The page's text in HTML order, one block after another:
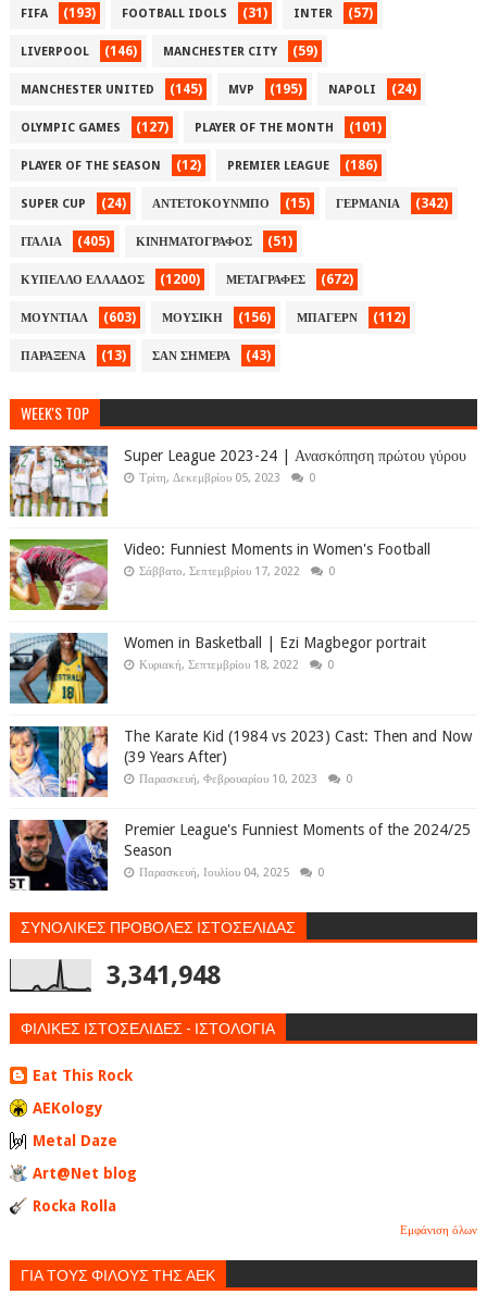
FIFA (193) FOOTBALL IDOLS (31) INTER (57)
LIVERPOOL (146) MANCHESTER CITY (59)
MANCHESTER UNITED (145) MVP (195) NAPOLI (24)
OLYMPIC GAMES (127) PLAYER OF THE MONTH (101)
PLAYER OF THE SEASON (12) PREMIER LEAGUE (186)
SUPER CUP (24) ΑΝΤΕΤΟΚΟΥΝΜΠΟ (15) ΓΕΡΜΑΝΙΑ (342)
ΙΤΑΛΙΑ (405) ΚΙΝΗΜΑΤΟΓΡΑΦΟΣ (51)
ΚΥΠΕΛΛΟ ΕΛΛΑΔΟΣ (1200) ΜΕΤΑΓΡΑΦΕΣ (672)
ΜΟΥΝΤΙΑΛ (603) ΜΟΥΣΙΚΗ (156) ΜΠΑΓΕΡΝ (112)
ΠΑΡΑΞΕΝΑ (13) ΣΑΝ ΣΗΜΕΡΑ (43)
WEEK'S TOP
Super League 2023-24 | Ανασκόπηση πρώτου γύρου
Τρίτη, Δεκεμβρίου 05, 2023 0
Video: Funniest Moments in Women's Football
Σάββατο, Σεπτεμβρίου 17, 2022 0
Women in Basketball | Ezi Magbegor portrait
Κυριακή, Σεπτεμβρίου 18, 2022 0
The Karate Kid (1984 vs 2023) Cast: Then and Now
(39 Years After)
Παρασκευή, Φεβρουαρίου 10, 2023 0
Premier League's Funniest Moments of the 2024/25
Season
Παρασκευή, Ιουλίου 04, 2025 0
ΣΥΝΟΛΙΚΕΣ ΠΡΟΒΟΛΕΣ ΙΣΤΟΣΕΛΙΔΑΣ
3,341,948
ΦΙΛΙΚΕΣ ΙΣΤΟΣΕΛΙΔΕΣ - ΙΣΤΟΛΟΓΙΑ
Eat This Rock
AEKology
Metal Daze
Art@Net blog
Rocka Rolla
Εμφάνιση όλων
ΓΙΑ ΤΟΥΣ ΦΙΛΟΥΣ ΤΗΣ ΑΕΚ